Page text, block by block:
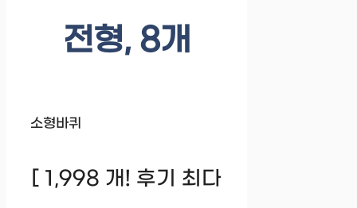
전형, 8개
소형바퀴
[ 1,998 개! 후기 최다